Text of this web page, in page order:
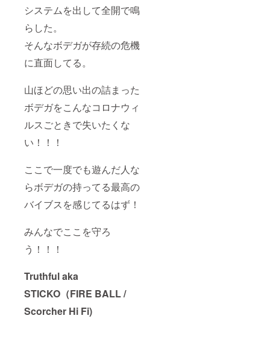
システムを出して全開で鳴
らした。
そんなボデガが存続の危機
に直面してる。
山ほどの思い出の詰まった
ボデガをこんなコロナウィ
ルスごときで失いたくな
い！！！
ここで一度でも遊んだ人な
らボデガの持ってる最高の
バイブスを感じてるはず！
みんなでここを守ろ
う！！！
Truthful aka
STICKO（FIRE BALL /
Scorcher Hi Fi)